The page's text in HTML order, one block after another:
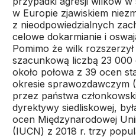
w Europie zjawiskiem
z nieodpowiedzialnych
celowe dokarmianie i
Pomimo że wilk
szacunkową liczbą 23
około połowa z 39 ocen
okresie sprawozdawczym
przez państwa
dyrektywy siedliskowej,
ocen Międzynarodowej
(IUCN) z 2018 r. trzy